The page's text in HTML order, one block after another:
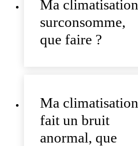
Ma climatisation
surconsomme,
que faire ?
Ma climatisation
fait un bruit
anormal, que